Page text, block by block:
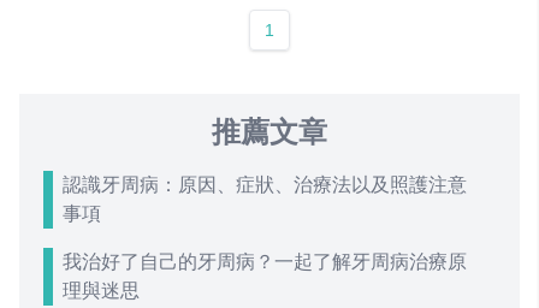
1
推薦文章
認識牙周病：原因、症狀、治療法以及照護注意
事項
我治好了自己的牙周病？一起了解牙周病治療原
理與迷思